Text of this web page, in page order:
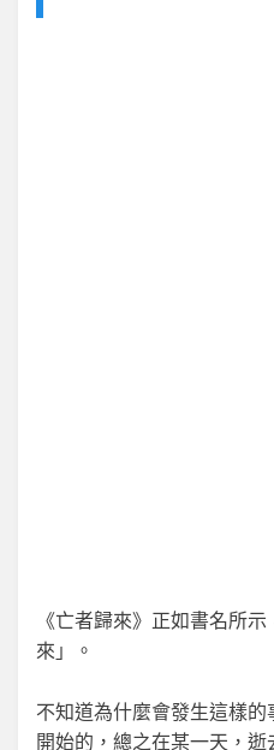
《亡者歸來》正如書名所
來」。
不知道為什麼會發生這樣
開始的，總之在某一天，